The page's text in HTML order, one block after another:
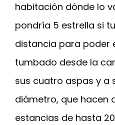
habitación dónde lo
pondría 5 estrella si
distancia para poder
tumbado desde la
sus cuatro aspas y a
diámetro, que hacen
estancias de hasta